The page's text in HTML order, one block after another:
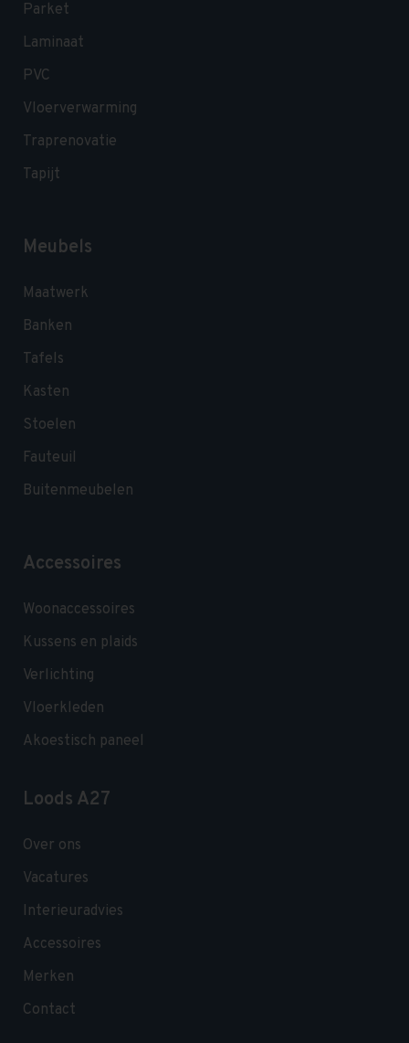
Parket
Laminaat
PVC
Vloerverwarming
Traprenovatie
Tapijt
Meubels
Maatwerk
Banken
Tafels
Kasten
Stoelen
Fauteuil
Buitenmeubelen
Accessoires
Woonaccessoires
Kussens en plaids
Verlichting
Vloerkleden
Akoestisch paneel
Loods A27
Over ons
Vacatures
Interieuradvies
Accessoires
Merken
Contact